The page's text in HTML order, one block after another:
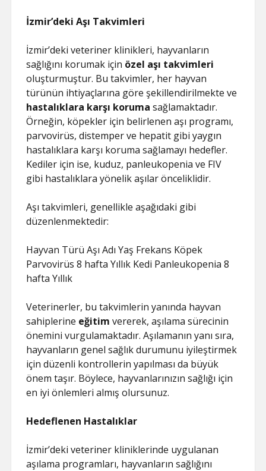
İzmir’deki Aşı Takvimleri
İzmir’deki veteriner klinikleri, hayvanların
sağlığını korumak için özel aşı takvimleri
oluşturmuştur. Bu takvimler, her hayvan
türünün ihtiyaçlarına göre şekillendirilmekte ve
hastalıklara karşı koruma sağlamaktadır.
Örneğin, köpekler için belirlenen aşı programı,
parvovirüs, distemper ve hepatit gibi yaygın
hastalıklara karşı koruma sağlamayı hedefler.
Kediler için ise, kuduz, panleukopenia ve FIV
gibi hastalıklara yönelik aşılar önceliklidir.
Aşı takvimleri, genellikle aşağıdaki gibi
düzenlenmektedir:
Hayvan Türü Aşı Adı Yaş Frekans Köpek
Parvovirüs 8 hafta Yıllık Kedi Panleukopenia 8
hafta Yıllık
Veterinerler, bu takvimlerin yanında hayvan
sahiplerine eğitim vererek, aşılama sürecinin
önemini vurgulamaktadır. Aşılamanın yanı sıra,
hayvanların genel sağlık durumunu iyileştirmek
için düzenli kontrollerin yapılması da büyük
önem taşır. Böylece, hayvanlarınızın sağlığı için
en iyi önlemleri almış olursunuz.
Hedeflenen Hastalıklar
İzmir’deki veteriner kliniklerinde uygulanan
aşılama programları, hayvanların sağlığını